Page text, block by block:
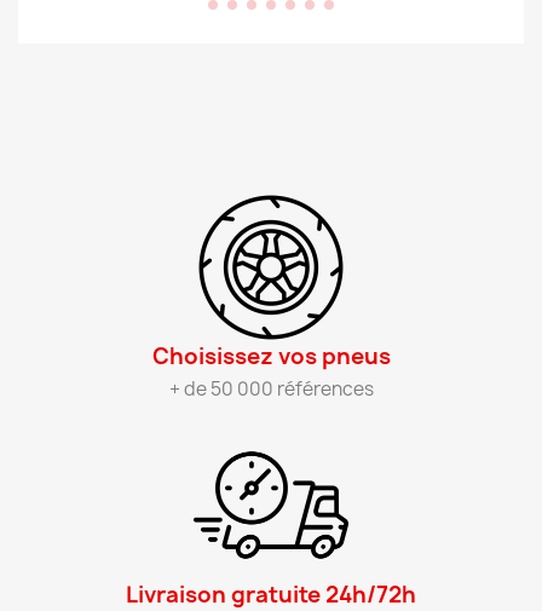
Choisissez vos pneus​
+ de 50 000 références
Livraison gratuite 24h/72h​